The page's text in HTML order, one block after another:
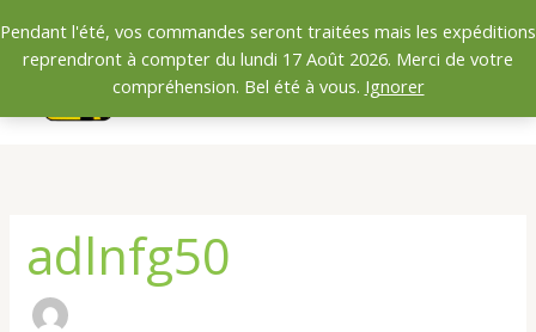
Pendant l'été, vos commandes seront traitées mais les expéditions
reprendront à compter du lundi 17 Août 2026. Merci de votre
compréhension. Bel été à vous. Ignorer
au
contenu
0.00€
adlnfg50